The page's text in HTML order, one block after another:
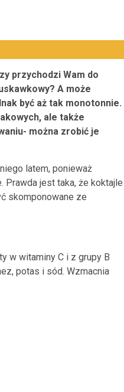
przychodzi Wam do
A może
być aż tak monotonnie.
ale także
można zrobić je
latem, ponieważ
Prawda jest taka, że koktajle
skomponowane ze
w witaminy C i z grupy B
potas i sód. Wzmacnia